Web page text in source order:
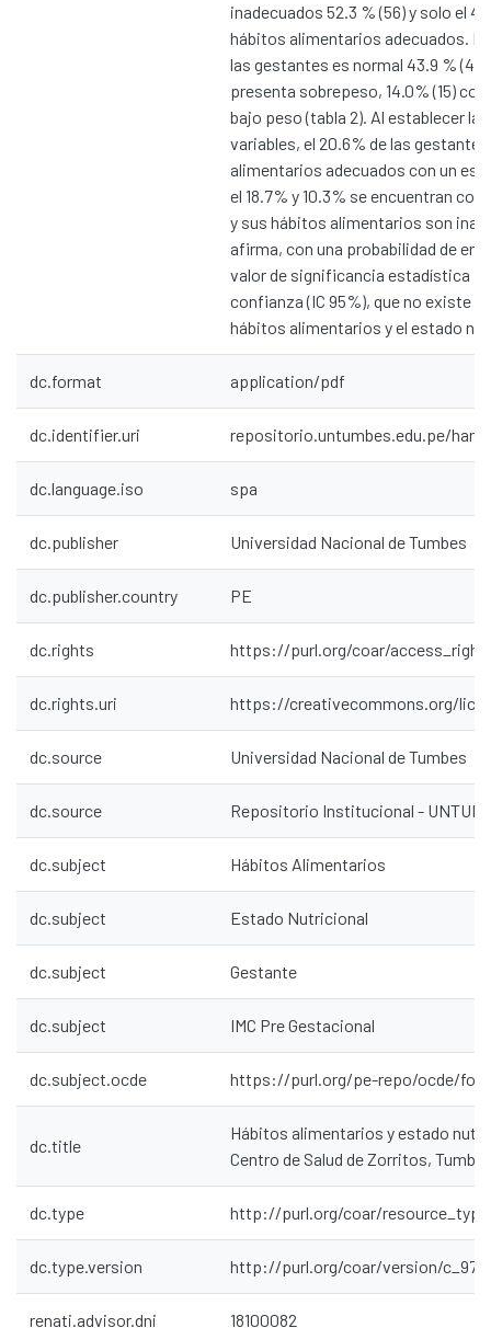
inadecuados 52.3 % (56) y solo el
hábitos alimentarios adecuados.
las gestantes es normal 43.9 %
presenta sobrepeso, 14.0% (15)
bajo peso (tabla 2). Al establecer la
variables, el 20.6% de las
alimentarios adecuados con un
el 18.7% y 10.3% se encuentran
y sus hábitos alimentarios son
afirma, con una probabilidad de
valor de significancia estadística
confianza (IC 95%), que no existe
hábitos alimentarios y el estado
dc.format application/pdf
dc.identifier.uri repositorio.untumbes.edu.pe/
dc.language.iso spa
dc.publisher Universidad Nacional de Tumbes
dc.publisher.country PE
dc.rights https://purl.org/coar/
dc.rights.uri https://creativecommons.org/
dc.source Universidad Nacional de Tumbes
dc.source Repositorio Institucional -
dc.subject Hábitos Alimentarios
dc.subject Estado Nutricional
dc.subject Gestante
dc.subject IMC Pre Gestacional
dc.subject.ocde https://purl.org/pe-repo/ocde/
dc.title
Hábitos alimentarios y estado
Centro de Salud de Zorritos,
dc.type http://purl.org/coar/
dc.type.version http://purl.org/coar/version/
renati.advisor.dni 18100082